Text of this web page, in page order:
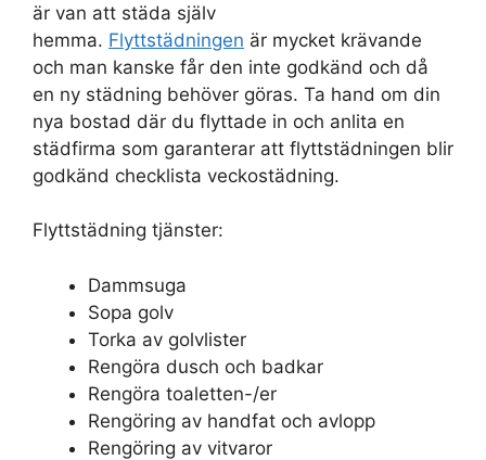
är van att städa själv
hemma. Flyttstädningen är mycket krävande
och man kanske får den inte godkänd och då
en ny städning behöver göras. Ta hand om din
nya bostad där du flyttade in och anlita en
städfirma som garanterar att flyttstädningen blir
godkänd checklista veckostädning.
Flyttstädning tjänster:
Dammsuga
Sopa golv
Torka av golvlister
Rengöra dusch och badkar
Rengöra toaletten-/er
Rengöring av handfat och avlopp
Rengöring av vitvaror